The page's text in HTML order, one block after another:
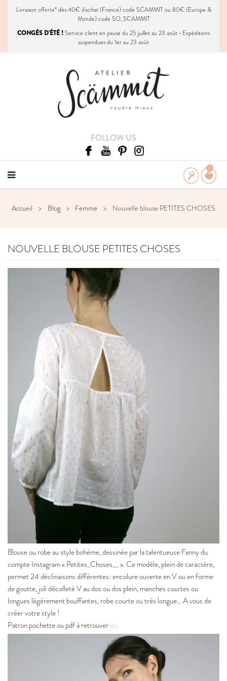
Livraison offerte* dès 40€ d'achat (France) code SCAMMIT ou 80€ (Europe &
Monde) code SO_SCAMMIT
CONGÉS D'ÉTÉ !Service client en pause du 25 juillet au 23 août • Expéditions
suspendues du 1er au 23 août
FOLLOW US
0
Accueil Blog Femme Nouvelle blouse PETITES CHOSES
NOUVELLE BLOUSE PETITES CHOSES
Blouse ou robe au style bohème, dessinée par la talentueuse Fanny du
compte Instagram « Petites_Choses__ ». Ce modèle, plein de caractère,
permet 24 déclinaisons différentes: encolure ouverte en V ou en forme
de goutte, joli décolleté V au dos ou dos plein, manches courtes ou
longues légèrement bouffantes, robe courte ou très longue… A vous de
créer votre style !
Patron pochette ou pdf à retrouverici.